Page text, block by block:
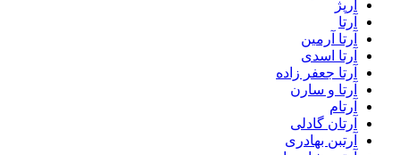
آرپژ
آرتا
آرتا آرمین
آرتا اسدی
آرتا جعفر زاده
آرتا و سارن
آرتام
آرتان گادلی
آرتبن بهادری